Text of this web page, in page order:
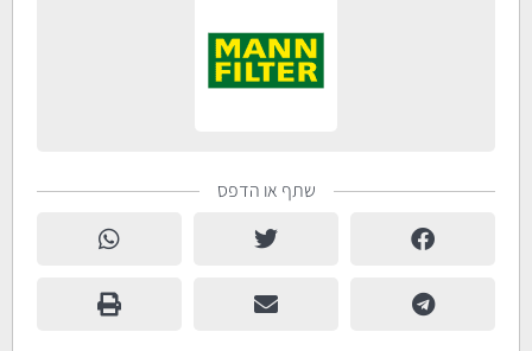
שתף או הדפס